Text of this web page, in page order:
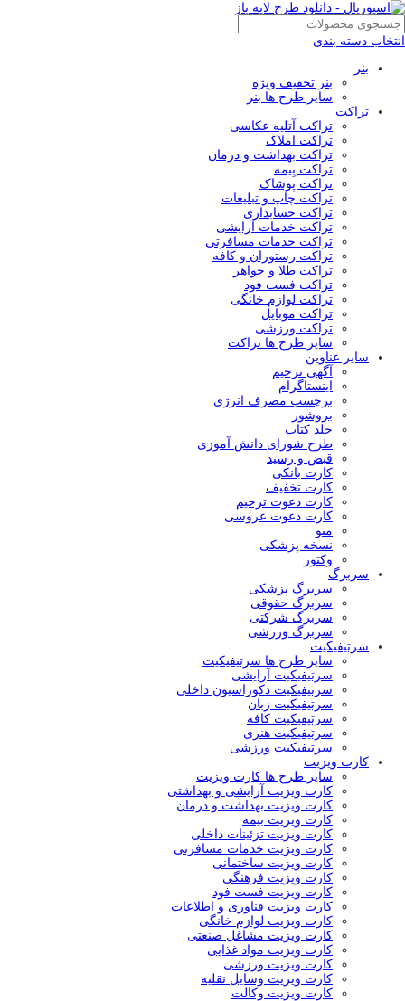
انتخاب دسته بندی
بنر
بنر تخفیف ویژه
سایر طرح ها بنر
تراکت
تراکت آتلیه عکاسی
تراکت املاک
تراکت بهداشت و درمان
تراکت بِيمه
تراکت پوشاک
تراکت چاپ و تبلیغات
تراکت حسابداری
تراکت خدمات آرایشی
تراکت خدمات مسافرتی
تراکت رستوران و کافه
تراکت طلا و جواهر
تراکت فست فود
تراکت لوازم خانگی
تراکت موبایل
تراکت ورزشی
سایر طرح ها تراکت
سایر عناوین
آگهی ترحیم
اینستاگرام
برچسب مصرف انرژی
بروشور
جلد کتاب
طرح شورای دانش آموزی
قبض و رسید
کارت بانکی
کارت تخفیف
کارت دعوت ترحیم
کارت دعوت عروسی
منو
نسخه پزشکی
وکتور
سربرگ
سربرگ پزشکی
سربرگ حقوقی
سربرگ شرکتی
سربرگ ورزشی
سرتیفیکیت
سایر طرح ها سرتیفیکیت
سرتیفیکیت آرایشی
سرتیفیکیت دکوراسیون داخلی
سرتیفیکیت زبان
سرتیفیکیت کافه
سرتیفیکیت هنری
سرتیفیکیت ورزشی
کارت ویزیت
سایر طرح ها کارت ویزیت
کارت ویزیت آرایشی و بهداشتی
کارت ویزیت بهداشت و درمان
کارت ویزیت بیمه
کارت ویزیت تزئینات داخلی
کارت ویزیت خدمات مسافرتی
کارت ویزیت ساختمانی
کارت ویزیت فرهنگی
کارت ویزیت فست فود
کارت ویزیت فناوری و اطلاعات
کارت ویزیت لوازم خانگی
کارت ویزیت مشاغل صنعتی
کارت ویزیت مواد غذایی
کارت ویزیت ورزشی
کارت ویزیت وسایل نقلیه
کارت ویزیت وکالت